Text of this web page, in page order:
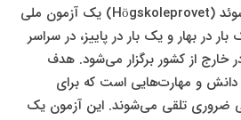
آزمون استعداد تحصیلی سوئد (Högskoleprovet) یک آزمون ملی
در بهار و یک بار در پاییز، در سراسر
خارج از کشور برگزار می‌شود. هدف
و مهارت‌هایی است که برای
ضروری تلقی می‌شوند. این آزمون یک